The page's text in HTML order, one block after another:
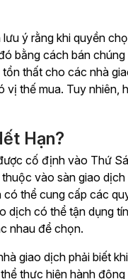
ý rằng khi quyền
bằng cách bán
thất cho các nhà
thế mua. Tuy nhiên,
Hạn?
cố định vào Thứ
vào sàn giao
thể cung cấp các
dịch có thể tận dụng
nhau để chọn.
giao dịch phải biết
thực hiện hành